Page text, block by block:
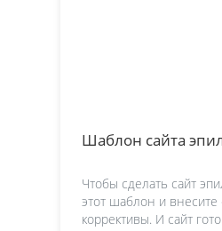
Шаблон сайта
Чтобы сделать сайт
этот шаблон и внесите
коррективы. И сайт